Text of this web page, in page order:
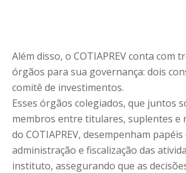
Além disso, o COTIAPREV conta com
órgãos para sua governança: dois
comitê de investimentos.
Esses órgãos colegiados, que juntos
membros entre titulares, suplentes e
do COTIAPREV, desempenham
administração e fiscalização das
instituto, assegurando que as